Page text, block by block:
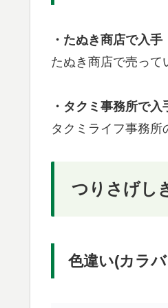
・たぬき商店で入手
たぬき商店で売って
・タクミ事務所で入
タクミライフ事務所
つりさげし
色違い(カラ